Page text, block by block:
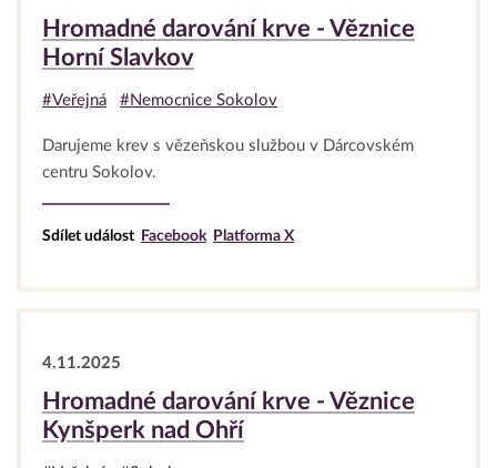
Hromadné darování krve - Věznice
Horní Slavkov
#Veřejná #Nemocnice Sokolov
Darujeme krev s vězeňskou službou v Dárcovském
centru Sokolov.
Sdílet událost Facebook Platforma X
4.11.2025
Hromadné darování krve - Věznice
Kynšperk nad Ohří